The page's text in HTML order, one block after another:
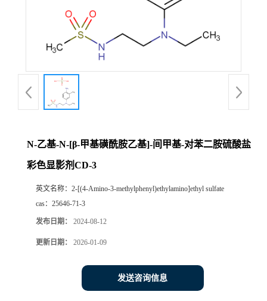
N-乙基-N-[β-甲基磺酰胺乙基]-间甲基-对苯二胺硫酸盐
彩色显影剂CD-3
英文名称： 2-[(4-Amino-3-methylphenyl)ethylamino]ethyl sulfate
cas： 25646-71-3
发布日期： 2024-08-12
更新日期： 2026-01-09
发送咨询信息